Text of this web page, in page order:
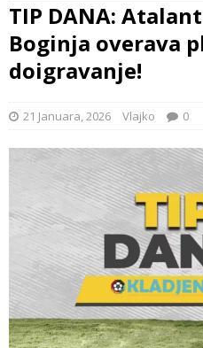
TIP DANA:
Boginja overava
doigravanje!
21 Januara, 2026 Vlajko 0